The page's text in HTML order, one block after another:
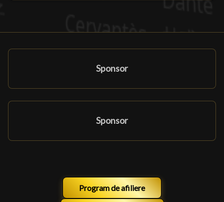
Sponsor
Sponsor
Program de afiliere